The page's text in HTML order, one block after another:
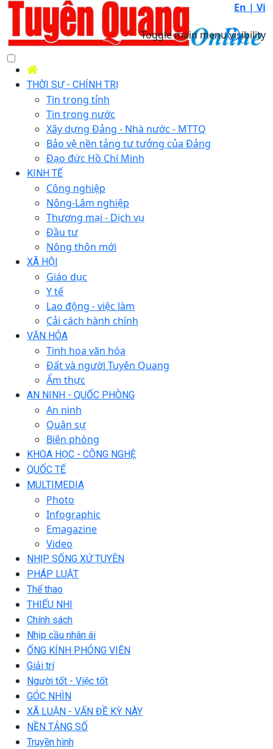
En | Vi
Toggle main menu visibility
THỜI SỰ - CHÍNH TRỊ
Tin trong tỉnh
Tin trong nước
Xây dựng Đảng - Nhà nước - MTTQ
Bảo vệ nền tảng tư tưởng của Đảng
Đạo đức Hồ Chí Minh
KINH TẾ
Công nghiệp
Nông-Lâm nghiệp
Thương mại - Dịch vụ
Đầu tư
Nông thôn mới
XÃ HỘI
Giáo dục
Y tế
Lao động - việc làm
Cải cách hành chính
VĂN HÓA
Tinh hoa văn hóa
Đất và người Tuyên Quang
Ẩm thực
AN NINH - QUỐC PHÒNG
An ninh
Quân sự
Biên phòng
KHOA HỌC - CÔNG NGHỆ
QUỐC TẾ
MULTIMEDIA
Photo
Infographic
Emagazine
Video
NHỊP SỐNG XỨ TUYÊN
PHÁP LUẬT
Thể thao
THIẾU NHI
Chính sách
Nhịp cầu nhân ái
ỐNG KÍNH PHÓNG VIÊN
Giải trí
Người tốt - Việc tốt
GÓC NHÌN
XÃ LUẬN - VẤN ĐỀ KỲ NÀY
NỀN TẢNG SỐ
Truyền hình